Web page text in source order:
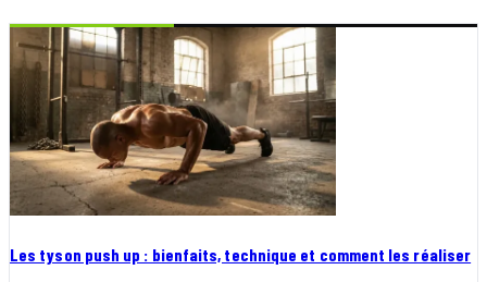
Les tyson push up : bienfaits, technique et comment les réaliser